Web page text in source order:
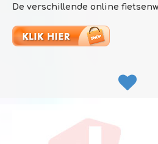
De verschillende online